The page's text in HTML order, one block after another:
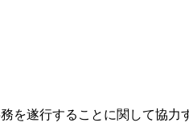
を遂行することに関して協力